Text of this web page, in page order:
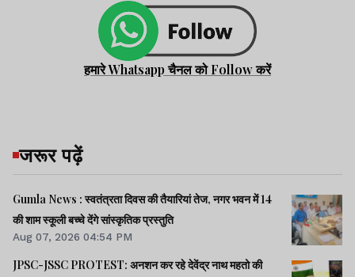
हमारे Whatsapp चैनल को Follow करें
जरूर पढ़ें
Gumla News : स्वतंत्रता दिवस की तैयारियां तेज, नगर भवन में 14
की शाम स्कूली बच्चे देंगे सांस्कृतिक प्रस्तुति
Aug 07, 2026 04:54 PM
JPSC-JSSC PROTEST: अनशन कर रहे देवेंद्र नाथ महतो की